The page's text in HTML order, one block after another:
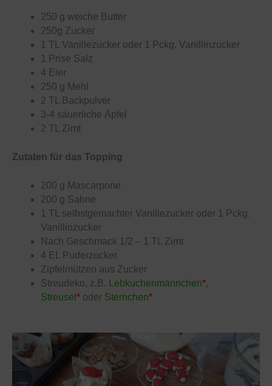
250 g weiche Butter
250g Zucker
1 TL Vanillezucker oder 1 Pckg. Vanillinzucker
1 Prise Salz
4 Eier
250 g Mehl
2 TL Backpulver
3-4 säuerliche Äpfel
2 TL Zimt
Zutaten für das Topping
200 g Mascarpone
200 g Sahne
1 TL selbstgemachter Vanillezucker oder 1 Pckg.
Vanillinzucker
Nach Geschmack 1/2 – 1 TL Zimt
4 EL Puderzucker
Zipfelmützen aus Zucker
Streudeko, z.B.
Lebkuchenmännchen*,
Streusel *oder Sternchen*